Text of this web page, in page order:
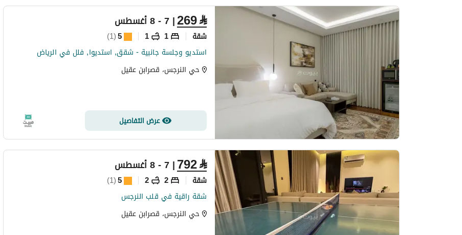
⃁
269| 7 - 8 أغسطس
شقة 1
1
5
(
1
)
استديو وجلسة جانبية - شقق, استديوا, فلل في الرياض
حي النرجس، قصرابن عقيل
عرض التفاصيل
⃁
792| 7 - 8 أغسطس
شقة 2
2
5
(
1
)
شقة راقية في قلب النرجس
حي النرجس، قصرابن عقيل